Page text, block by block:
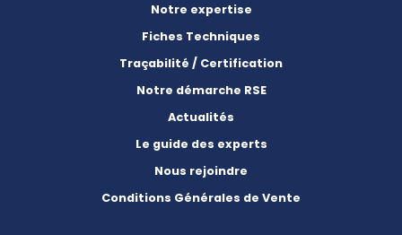
Notre expertise
Fiches Techniques
Traçabilité / Certification
Notre démarche RSE
Actualités
Le guide des experts
Nous rejoindre
Conditions Générales de Vente